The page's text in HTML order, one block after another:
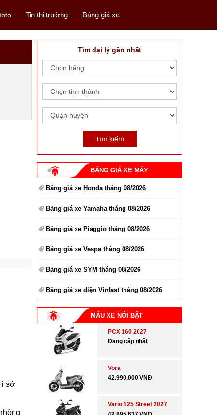
Tin thị trường Bảng giá xe
sở
Tìm đại lý gần nhất
BẢNG GIÁ XE MÁY
Bảng giá xe Honda tháng 08/2026
Bảng giá xe Yamaha tháng 08/2026
Bảng giá xe Piaggio tháng 08/2026
Bảng giá xe Vespa tháng 08/2026
Bảng giá xe SYM tháng 08/2026
Bảng giá xe điện Vinfast tháng 08/2026
MẪU XE NỔI BẬT
PCX 160 2027
Đang cập nhật
Vora
42.990.000 VNĐ
Vario 125 Street 2027